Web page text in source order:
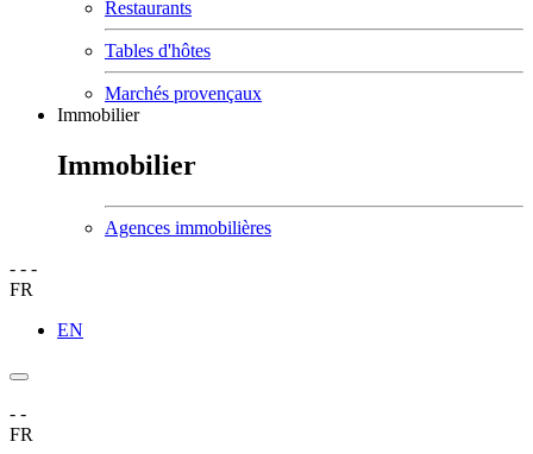
Restaurants
Tables d'hôtes
Marchés provençaux
Immobilier
Immobilier
Agences immobilières
- - -
FR
EN
- -
FR